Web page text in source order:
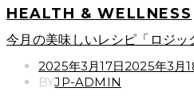
HEALTH & WELLNESS
今月の美味しいレシピ「ロジッ
POSTED
ON
2025年3月17日2025年3月
BYJP-ADMIN